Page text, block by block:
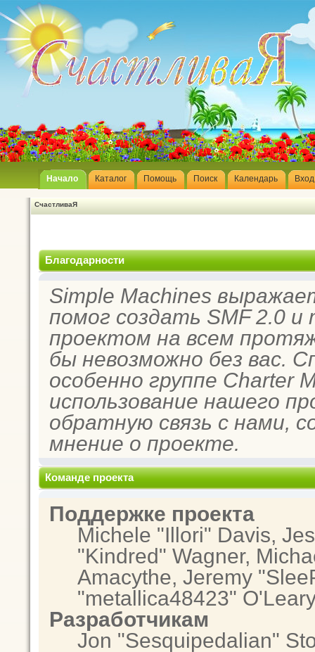
Начало Каталог Помощь Поиск Календарь Вход
СчастливаЯ
Благодарности
Simple Machines
помог создать SMF 2.0
проектом на всем
бы невозможно без вас.
особенно группе Charter
использование нашего
обратную связь с нами,
мнение о проекте.
Команде проекта
Поддержке проекта
Michele "Illori" Davis,
"Kindred" Wagner,
Amacythe, Jeremy
"metallica48423"
Разработчикам
Jon "Sesquipedalian"